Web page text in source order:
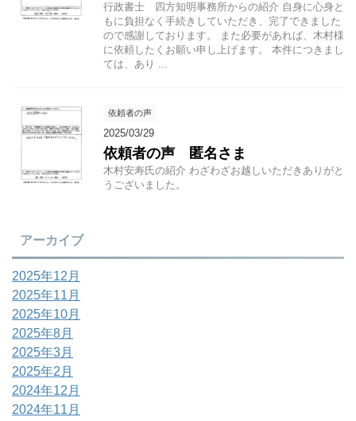
行政書士 四方知明事務所からの紹介 自身に心身と
もに負担なく手続きしていただき、完了できました
ので感謝しております。 また必要があれば、木村様
に依頼したくお願い申し上げます。 本件につきまし
ては、あり ...
依頼者の声
2025/03/29
依頼者の声 匿名さま
木村安寿氏の紹介 わざわざお越しいただきありがと
うございました。
アーカイブ
2025年12月
2025年11月
2025年10月
2025年8月
2025年3月
2025年2月
2024年12月
2024年11月